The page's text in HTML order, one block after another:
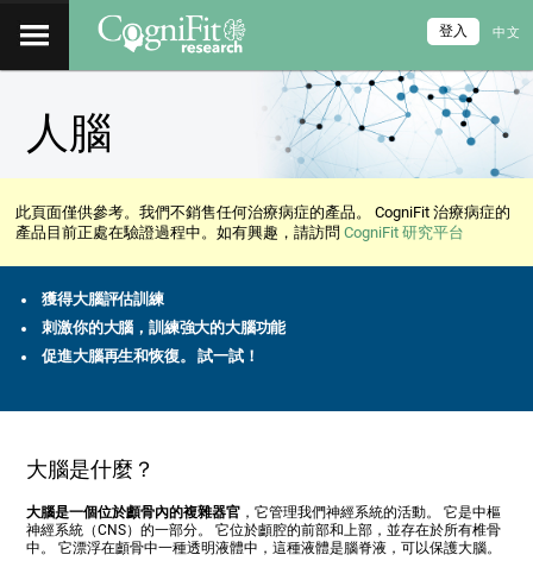
中文
登入
人腦
此頁面僅供參考。我們不銷售任何治療病症的產品。 CogniFit 治療病症的
產品目前正處在驗證過程中。如有興趣，請訪問CogniFit 研究平台
獲得大腦評估訓練
刺激你的大腦，訓練強大的大腦功能
促進大腦再生和恢復。 試一試！
大腦是什麼？
大腦是一個位於顱骨內的複雜器官 ，它管理我們神經系統的活動。 它是中樞
神經系統（CNS）的一部分。 它位於顱腔的前部和上部，並存在於所有椎骨
中。 它漂浮在顱骨中一種透明液體中，這種液體是腦脊液，可以保護大腦。